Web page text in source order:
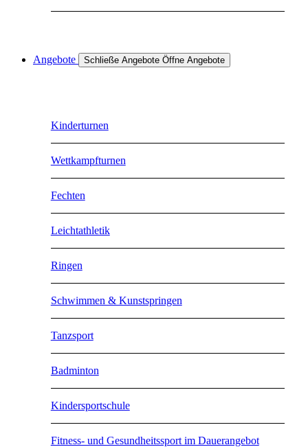
Angebote Schließe Angebote Öffne Angebote
Kinderturnen
Wettkampfturnen
Fechten
Leichtathletik
Ringen
Schwimmen & Kunstspringen
Tanzsport
Badminton
Kindersportschule
Fitness- und Gesundheitssport im Dauerangebot